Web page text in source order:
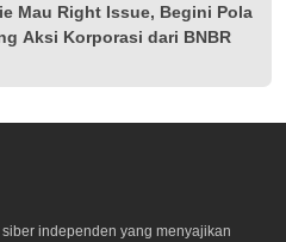
Mau Right Issue, Begini Pola
Aksi Korporasi dari BNBR
independen yang menyajikan